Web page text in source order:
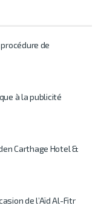
de
à la publicité
Carthage Hotel &
de l’Aïd Al-Fitr